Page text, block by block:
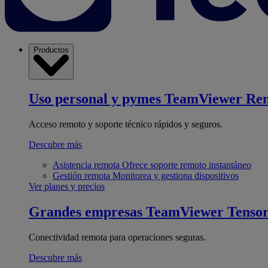
Productos
Uso personal y pymes TeamViewer
Acceso remoto y soporte técnico rápidos y seguros.
Descubre más
Asistencia remota Ofrece soporte remoto instantáneo
Gestión remota Monitorea y gestiona dispositivos
Ver planes y precios
Grandes empresas TeamViewer Tensor
Conectividad remota para operaciones seguras.
Descubre más